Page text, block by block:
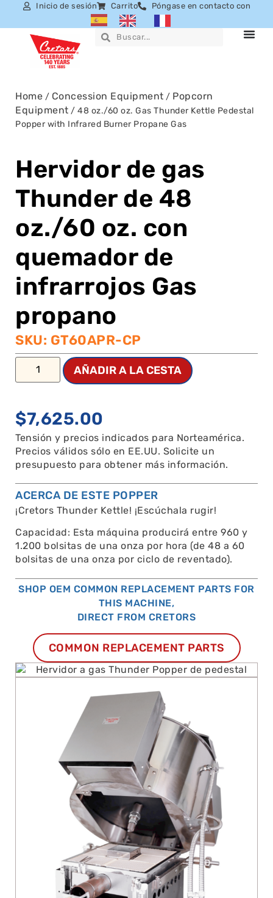
Inicio de sesión Carrito Póngase en contacto con
Home / Concession Equipment / Popcorn
Equipment / 48 oz./60 oz. Gas Thunder Kettle Pedestal
Popper with Infrared Burner Propane Gas
Hervidor de gas
Thunder de 48
oz./60 oz. con
quemador de
infrarrojos Gas
propano
SKU: GT60APR-CP
AÑADIR A LA CESTA
$7,625.00
Tensión y precios indicados para Norteamérica.
Precios válidos sólo en EE.UU. Solicite un
presupuesto para obtener más información.
ACERCA DE ESTE POPPER
¡Cretors Thunder Kettle! ¡Escúchala rugir!
Capacidad: Esta máquina producirá entre 960 y
1.200 bolsitas de una onza por hora (de 48 a 60
bolsitas de una onza por ciclo de reventado).
SHOP OEM COMMON REPLACEMENT PARTS FOR
THIS MACHINE,
DIRECT FROM CRETORS
COMMON REPLACEMENT PARTS